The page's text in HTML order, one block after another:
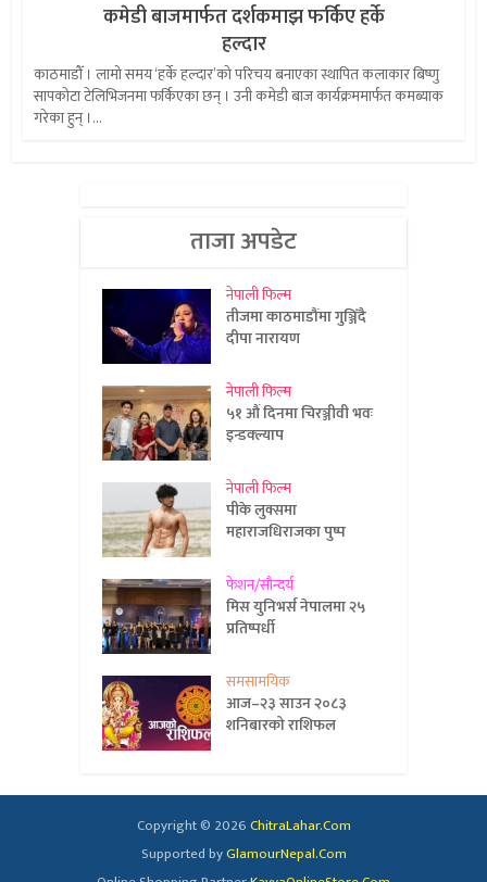
कमेडी बाजमार्फत दर्शकमाझ फर्किए हर्के
हल्दार
काठमाडौँ । लामो समय ‘हर्के हल्दार’को परिचय बनाएका स्थापित कलाकार बिष्णु
सापकोटा टेलिभिजनमा फर्किएका छन् । उनी कमेडी बाज कार्यक्रममार्फत कमब्याक
गरेका हुन् ।...
ताजा अपडेट
नेपाली फिल्म
तीजमा काठमाडौंमा गुञ्जिँदै
दीपा नारायण
नेपाली फिल्म
५१ औं दिनमा चिरञ्जीवी भवः
इन्डक्ल्याप
नेपाली फिल्म
पीके लुक्समा
महाराजधिराजका पुष्प
फेशन/सौन्दर्य
मिस युनिभर्स नेपालमा २५
प्रतिष्पर्धी
समसामयिक
आज–२३ साउन २०८३
शनिबारको राशिफल
Copyright © 2026ChitraLahar.Com
Supported byGlamourNepal.Com